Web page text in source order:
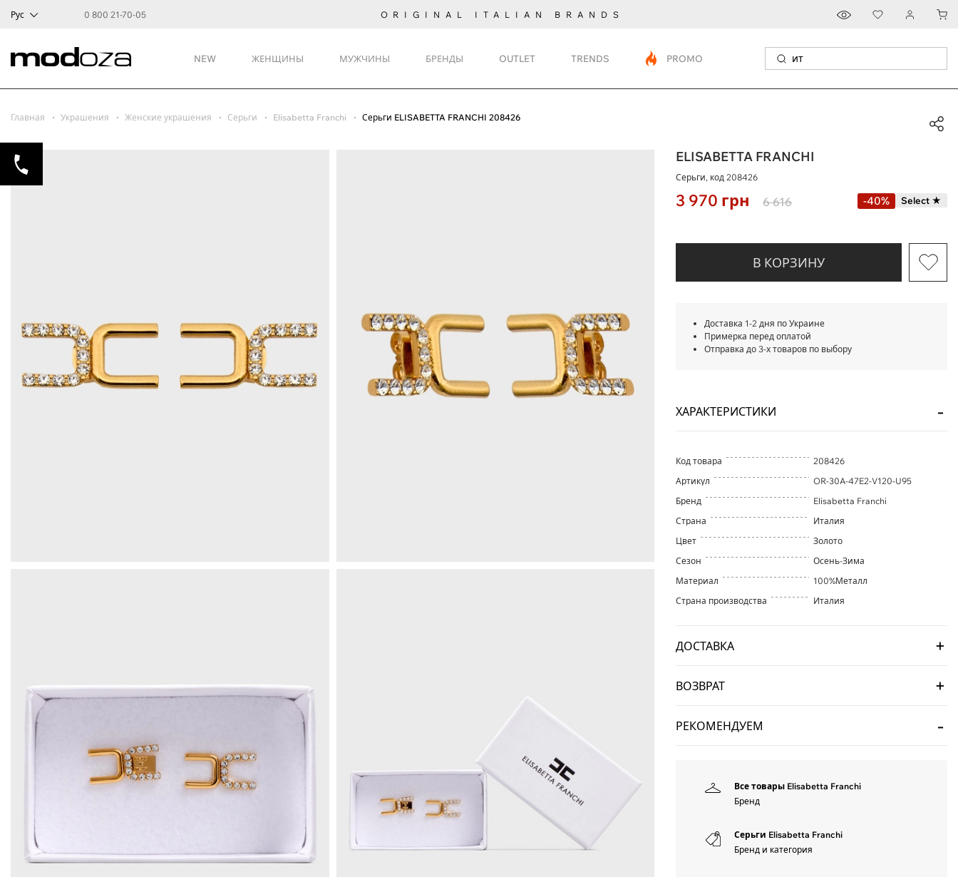
Рус 0 800 21-70-05 ORIGINAL ITALIAN BRANDS
NEW ЖЕНЩИНЫ МУЖЧИНЫ БРЕНДЫ OUTLET TRENDS PROMO
Главная Украшения Женские украшения Серьги Elisabetta Franchi Серьги ELISABETTA FRANCHI 208426
ELISABETTA FRANCHI
Серьги, код208426
3 970 грн 6 616 Select ★
-40%
В КОРЗИНУ
Доставка 1-2 дня по Украине
Примерка перед оплатой
Отправка до 3-х товаров по выбору
ХАРАКТЕРИСТИКИ
Код товара
208426
Артикул
OR-30A-47E2-V120-U95
Бренд
Elisabetta Franchi
Страна
Италия
Цвет
Золото
Сезон
Осень-Зима
Материал
100%Металл
Страна производства
Италия
ДОСТАВКА
ВОЗВРАТ
РЕКОМЕНДУЕМ
Все товары Elisabetta Franchi
Бренд
Серьги Elisabetta Franchi
Бренд и категория